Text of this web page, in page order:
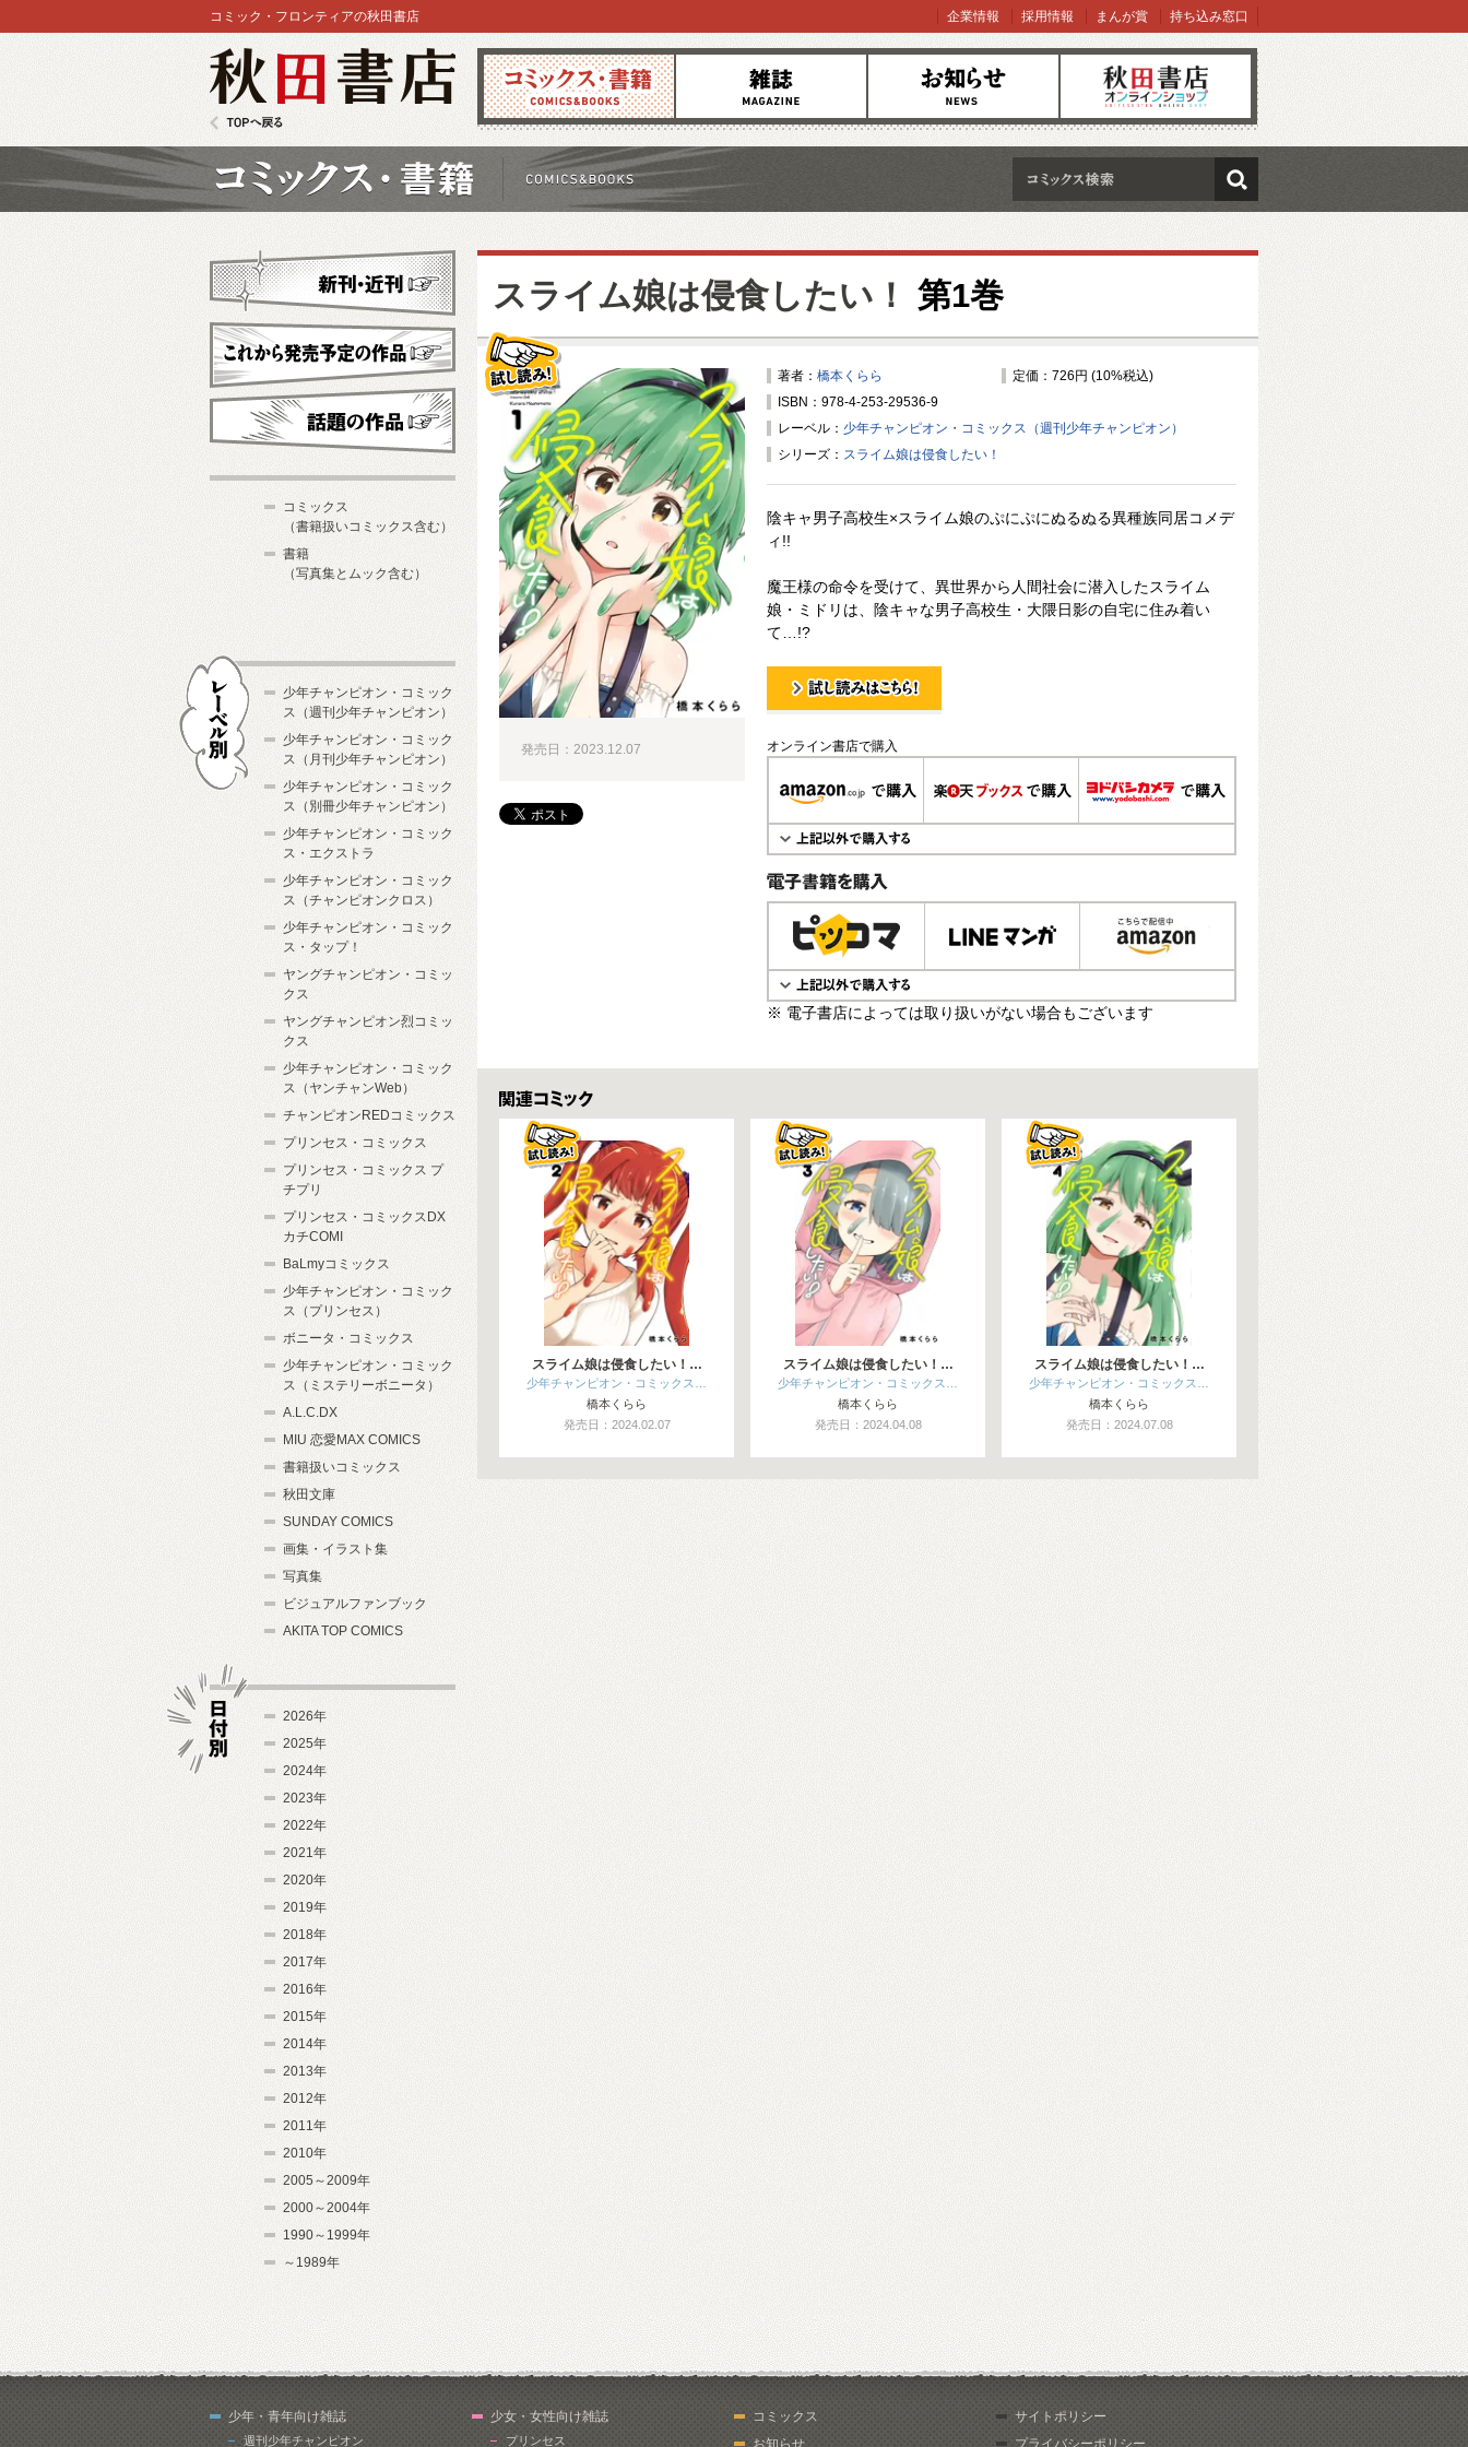
コミックス 雑誌 お知らせ オンラインショップ
コミック・フロンティアの秋田書店 企業情報 採用情報 まんが賞 持ち込み窓口
検索
スライム娘は侵食したい！ 第1巻
著者： 橋本くらら
定価：726円 (10%税込)
ISBN：978-4-253-29536-9
レーベル： 少年チャンピオン・コミックス（週刊少年チャンピオン）
シリーズ： スライム娘は侵食したい！
陰キャ男子高校生×スライム娘のぷにぷにぬるぬる異種族同居コメデ
ィ!!
魔王様の命令を受けて、異世界から人間社会に潜入したスライム
娘・ミドリは、陰キャな男子高校生・大隈日影の自宅に住み着い
て…!?
試し読み！
オンライン書店で購入
電子書籍で購入
※ 電子書店によっては取り扱いがない場合もございます
発売日：2023.12.07
関連コミックス
スライム娘は侵食したい！…
少年チャンピオン・コミックス…
橋本くらら
発売日：2024.02.07
スライム娘は侵食したい！…
少年チャンピオン・コミックス…
橋本くらら
発売日：2024.04.08
スライム娘は侵食したい！…
少年チャンピオン・コミックス…
橋本くらら
発売日：2024.07.08
新刊・近刊
これから発売予定
コミックス
（書籍扱いコミックス含む）
書籍
（写真集とムック含む）
少年チャンピオン・コミック
ス（週刊少年チャンピオン）
少年チャンピオン・コミック
ス（月刊少年チャンピオン）
少年チャンピオン・コミック
ス（別冊少年チャンピオン）
少年チャンピオン・コミック
ス・エクストラ
少年チャンピオン・コミック
ス（チャンピオンクロス）
少年チャンピオン・コミック
ス・タップ！
ヤングチャンピオン・コミッ
クス
ヤングチャンピオン烈コミッ
クス
少年チャンピオン・コミック
ス（ヤンチャンWeb）
チャンピオンREDコミックス
プリンセス・コミックス
プリンセス・コミックス プ
チプリ
プリンセス・コミックスDX
カチCOMI
BaLmyコミックス
少年チャンピオン・コミック
ス（プリンセス）
ボニータ・コミックス
少年チャンピオン・コミック
ス（ミステリーボニータ）
A.L.C.DX
MIU 恋愛MAX COMICS
書籍扱いコミックス
秋田文庫
SUNDAY COMICS
画集・イラスト集
写真集
ビジュアルファンブック
AKITA TOP COMICS
2026年
2025年
2024年
2023年
2022年
2021年
2020年
2019年
2018年
2017年
2016年
2015年
2014年
2013年
2012年
2011年
2010年
2005～2009年
2000～2004年
1990～1999年
～1989年
少年・青年向け雑誌
週刊少年チャンピオン
少女・女性向け雑誌
プリンセス
コミックス
お知らせ
サイトポリシー
プライバシーポリシー